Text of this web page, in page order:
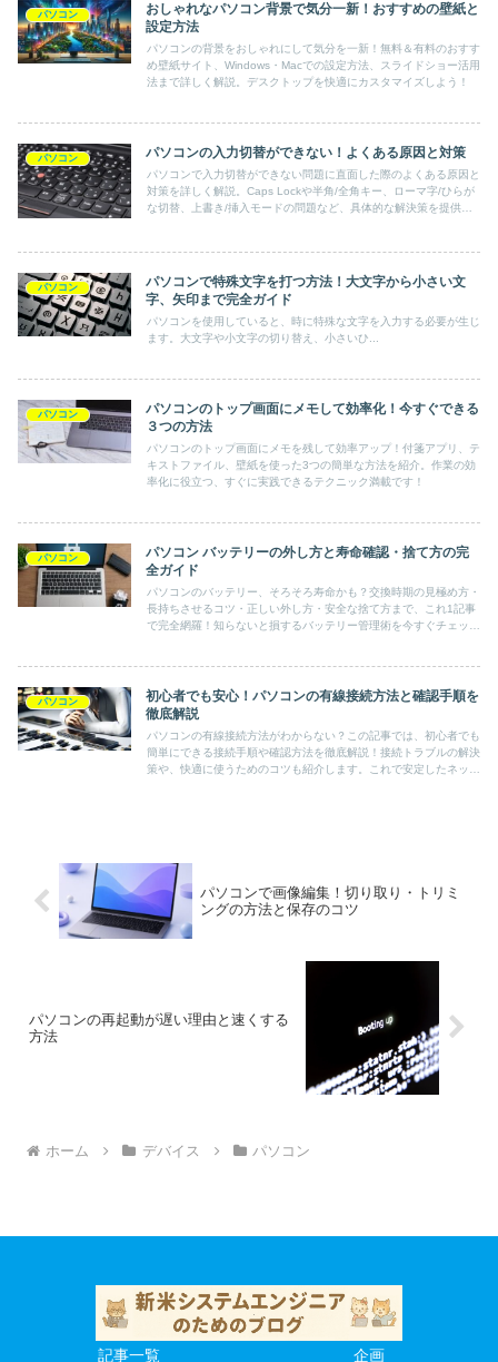
パソコン
おしゃれなパソコン背景で気分一新！おすすめの壁紙と
設定方法
パソコンの背景をおしゃれにして気分を一新！無料＆有料のおすす
め壁紙サイト、Windows・Macでの設定方法、スライドショー活用
法まで詳しく解説。デスクトップを快適にカスタマイズしよう！
パソコン パソコンの入力切替ができない！よくある原因と対策
パソコンで入力切替ができない問題に直面した際のよくある原因と
対策を詳しく解説。Caps Lockや半角/全角キー、ローマ字/ひらが
な切替、上書き/挿入モードの問題など、具体的な解決策を提供し
パソコン
パソコンで特殊文字を打つ方法！大文字から小さい文
字、矢印まで完全ガイド
パソコンを使用していると、時に特殊な文字を入力する必要が生じ
ます。大文字や小文字の切り替え、小さいひ...
パソコン
パソコンのトップ画面にメモして効率化！今すぐできる
３つの方法
パソコンのトップ画面にメモを残して効率アップ！付箋アプリ、テ
キストファイル、壁紙を使った3つの簡単な方法を紹介。作業の効
率化に役立つ、すぐに実践できるテクニック満載です！
パソコン
パソコン バッテリーの外し方と寿命確認・捨て方の完
全ガイド
パソコンのバッテリー、そろそろ寿命かも？交換時期の見極め方・
長持ちさせるコツ・正しい外し方・安全な捨て方まで、これ1記事
で完全網羅！知らないと損するバッテリー管理術を今すぐチェッ
パソコン
初心者でも安心！パソコンの有線接続方法と確認手順を
徹底解説
パソコンの有線接続方法がわからない？この記事では、初心者でも
簡単にできる接続手順や確認方法を徹底解説！接続トラブルの解決
策や、快適に使うためのコツも紹介します。これで安定したネット
パソコンで画像編集！切り取り・トリミ
ングの方法と保存のコツ
パソコンの再起動が遅い理由と速くする
方法
ホーム デバイス パソコン
記事一覧 企画